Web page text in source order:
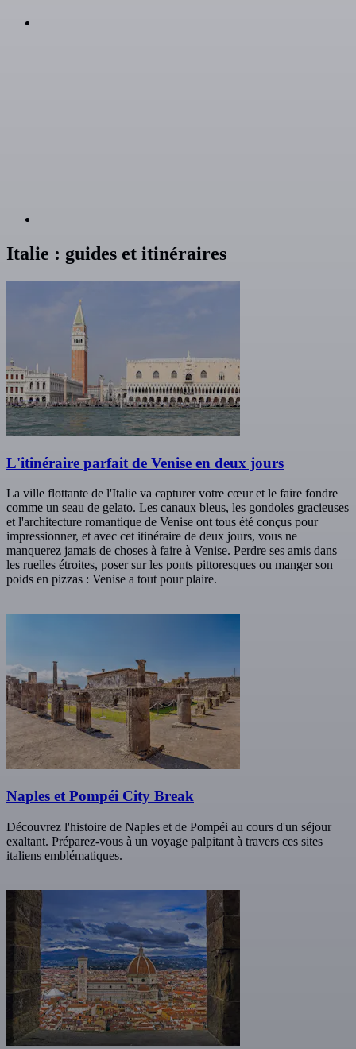
Italie : guides et itinéraires
L'itinéraire parfait de Venise en deux jours
La ville flottante de l'Italie va capturer votre cœur et le faire fondre
comme un seau de gelato. Les canaux bleus, les gondoles gracieuses
et l'architecture romantique de Venise ont tous été conçus pour
impressionner, et avec cet itinéraire de deux jours, vous ne
manquerez jamais de choses à faire à Venise. Perdre ses amis dans
les ruelles étroites, poser sur les ponts pittoresques ou manger son
poids en pizzas : Venise a tout pour plaire.
Naples et Pompéi City Break
Découvrez l'histoire de Naples et de Pompéi au cours d'un séjour
exaltant. Préparez-vous à un voyage palpitant à travers ces sites
italiens emblématiques.